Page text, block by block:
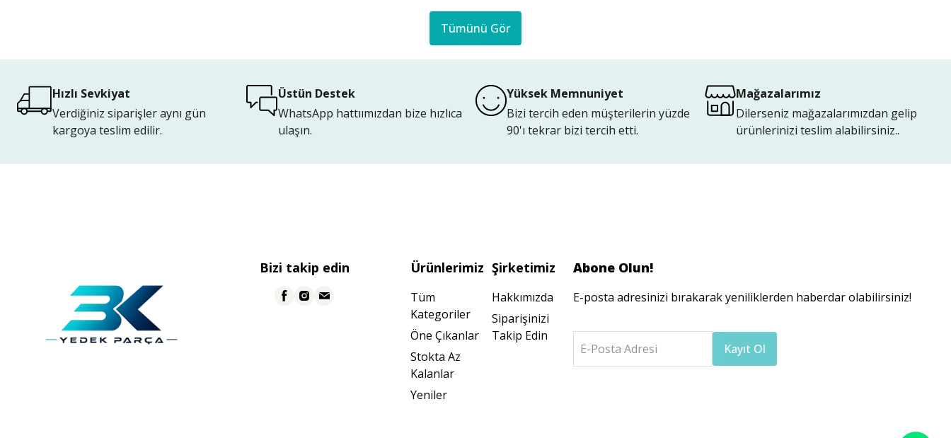
Tümünü Gör
Hızlı Sevkiyat
Verdiğiniz siparişler aynı gün
kargoya teslim edilir.
Üstün Destek
WhatsApp hattıımızdan bize hızlıca
ulaşın.
Yüksek Memnuniyet
Bizi tercih eden müşterilerin yüzde
90'ı tekrar bizi tercih etti.
Mağazalarımız
Dilerseniz mağazalarımızdan gelip
ürünlerinizi teslim alabilirsiniz..
Bizi takip edin Ürünlerimiz
Tüm
Kategoriler
Öne Çıkanlar
Stokta Az
Kalanlar
Yeniler
Şirketimiz
Hakkımızda
Siparişinizi
Takip Edin
Abone Olun!
E-posta adresinizi bırakarak yeniliklerden haberdar olabilirsiniz!
E-Posta Adresi Kayıt Ol